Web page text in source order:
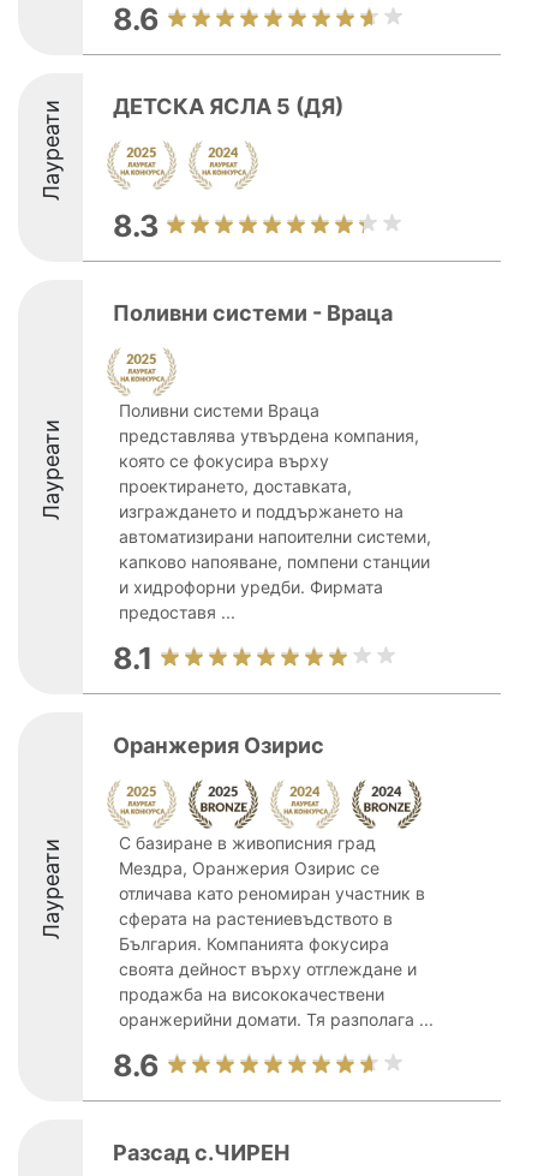
8.6
Лауреати ДЕТСКА ЯСЛА 5 (ДЯ)
8.3
Лауреати
Поливни системи - Враца
Поливни системи Враца
представлява утвърдена компания,
която се фокусира върху
проектирането, доставката,
изграждането и поддържането на
автоматизирани напоителни системи,
капково напояване, помпени станции
и хидрофорни уредби. Фирмата
предоставя ...
8.1
Лауреати
Оранжерия Озирис
С базиране в живописния град
Мездра, Оранжерия Озирис се
отличава като реномиран участник в
сферата на растениевъдството в
България. Компанията фокусира
своята дейност върху отглеждане и
продажба на висококачествени
оранжерийни домати. Тя разполага ...
8.6
Разсад с.ЧИРЕН